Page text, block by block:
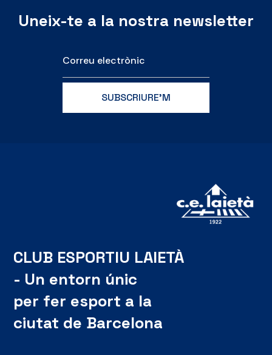
Uneix-te a la nostra newsletter
CLUB ESPORTIU LAIETÀ
- Un entorn únic
per fer esport a la
ciutat de Barcelona